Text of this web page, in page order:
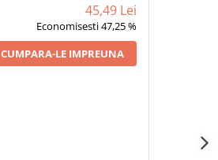
45,49 Lei
Economisesti 47,25 %
CUMPARA-LE IMPREUNA